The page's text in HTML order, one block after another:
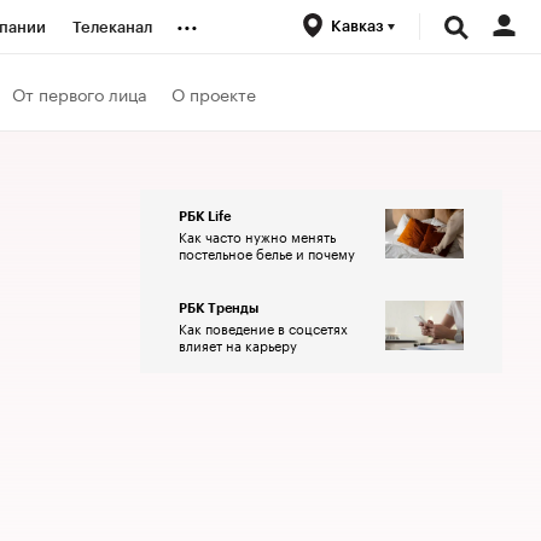
Телеканал ... Кавказ
От первого лица О проекте
РБК Life
Как часто нужно менять
постельное белье и почему
РБК Тренды
Как поведение в соцсетях
влияет на карьеру